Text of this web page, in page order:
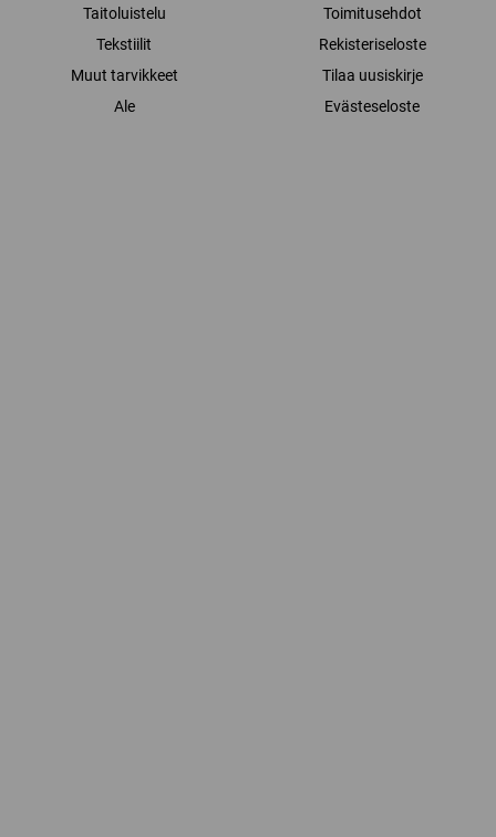
Taitoluistelu
Tekstiilit
Muut tarvikkeet
Ale
Toimitusehdot
Rekisteriseloste
Tilaa uusiskirje
Evästeseloste